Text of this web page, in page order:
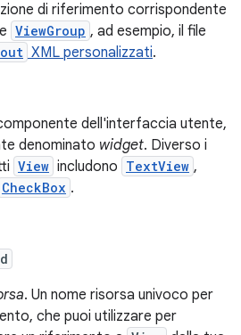
di riferimento corrispondente
ViewGroup , ad esempio, il file
XML personalizzati.
dell'interfaccia utente,
denominato widget. Diverso i
View includono TextView ,
CheckBox .
. Un nome risorsa univoco per
che puoi utilizzare per